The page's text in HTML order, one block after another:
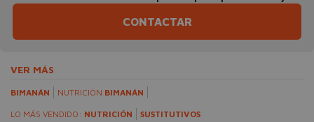
CONTACTAR
VER MÁS
BIMANÁN NUTRICIÓN BIMANÁN
LO MÁS VENDIDO: NUTRICIÓN SUSTITUTIVOS